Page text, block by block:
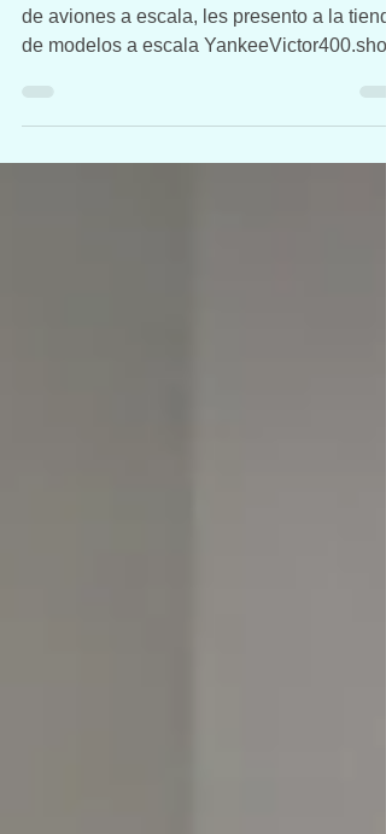
¡Entusiastas de la aviación y coleccionistas
de aviones a escala, les presento a la